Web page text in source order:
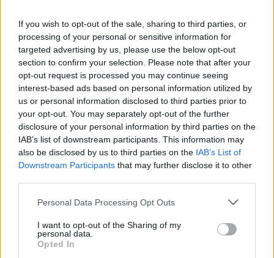
If you wish to opt-out of the sale, sharing to third parties, or
processing of your personal or sensitive information for
targeted advertising by us, please use the below opt-out
section to confirm your selection. Please note that after your
opt-out request is processed you may continue seeing
interest-based ads based on personal information utilized by
us or personal information disclosed to third parties prior to
your opt-out. You may separately opt-out of the further
disclosure of your personal information by third parties on the
IAB’s list of downstream participants. This information may
also be disclosed by us to third parties on the IAB’s List of
Downstream Participants that may further disclose it to other
Please note that this website/app uses one or more Google
not limited to your visit or usage behaviour. You may click to
grant or deny consent to Google and its third-party tags to
use your data for below specified purposes in below Google
Personal Data Processing Opt Outs
I want to opt-out of the Sharing of my
personal data.
Opted In
Login
Please login to comment
COMMENT
Oldest
Seleukos(@seleukos)
28 Ιουνίου 2026 18:10
#736531
Κατά κάποιους, το Αστεροσκοπείο στη Θησείο έχει τη καλύτερη
θέα της Ακρόπολης. Δεν μπορώ να διαφωνήσω.